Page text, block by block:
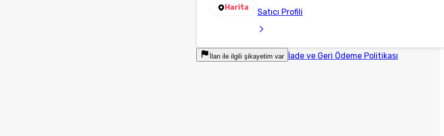
Harita Satıcı Profili
İlan ile ilgili şikayetim var İade ve Geri Ödeme Politikası